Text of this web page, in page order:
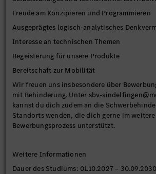
Freude am Konzipieren und Programmieren
Ausgeprägtes logisch-analytisches
Interesse an technischen Themen
Begeisterung für unsere Produkte
Bereitschaft zur Mobilität
Wir freuen uns insbesondere über
mit Behinderung. Unter sbv-
kannst du dich zudem an die
Standorts wenden, die dich gerne im
Bewerbungsprozess unterstützt.
Weitere Informationen
Dauer des Studiums: 01.10.2027 – 30.09.2030